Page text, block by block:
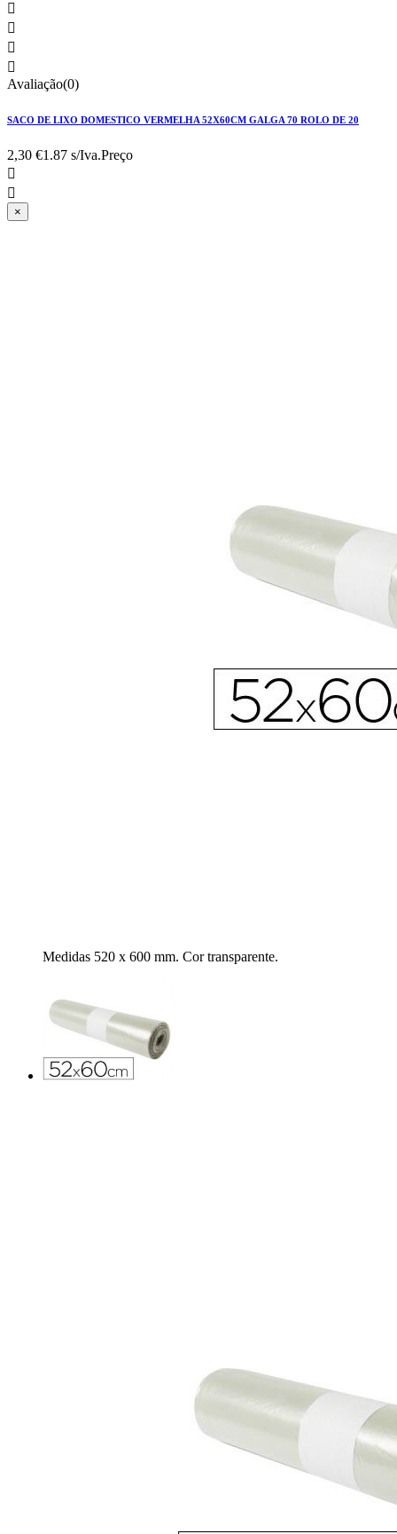




Avaliação(0)
SACO DE LIXO DOMESTICO VERMELHA 52X60CM GALGA 70 ROLO DE 20
2,30 €1.87 s/Iva.Preço


×
Medidas 520 x 600 mm. Cor transparente.